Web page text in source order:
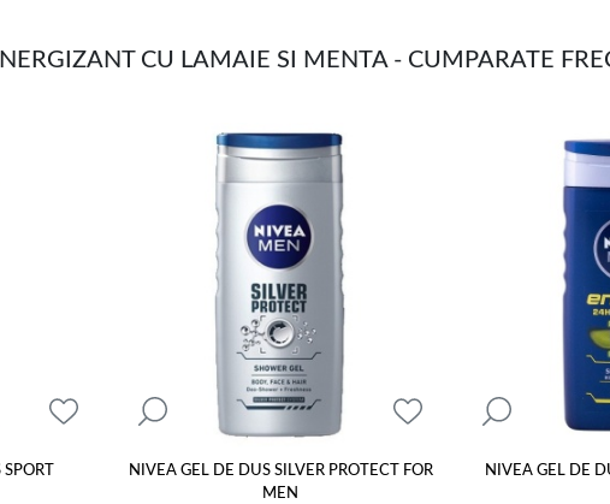
CU LAMAIE SI MENTA - CUMPARATE
NIVEA GEL DE DUS SILVER PROTECT FOR
MEN
NIVEA GEL DE